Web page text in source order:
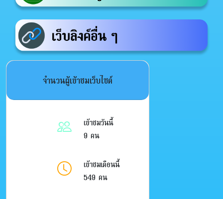
จำนวนผู้เข้าชมเว็บไซต์
เข้าชมวันนี้
9 คน
เข้าชมเดือนนี้
549 คน